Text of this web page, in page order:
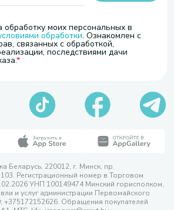
моих персональных в
обработки. Ознакомлен с
связанных с обработкой,
последствиями дачи
Беларусь, 220012, г. Минск, пр.
Регистрационный номер в Торговом
УНП 100149474 Минский горисполком,
и услуг администрации Первомайского
+375172152626. Обращения покупателей